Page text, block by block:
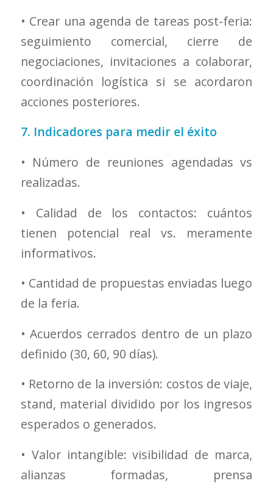
• Crear una agenda de tareas post-feria:
seguimiento comercial, cierre de
negociaciones, invitaciones a colaborar,
coordinación logística si se acordaron
acciones posteriores.
7. Indicadores para medir el éxito
• Número de reuniones agendadas vs
realizadas.
• Calidad de los contactos: cuántos
tienen potencial real vs. meramente
informativos.
• Cantidad de propuestas enviadas luego
de la feria.
• Acuerdos cerrados dentro de un plazo
definido (30, 60, 90 días).
• Retorno de la inversión: costos de viaje,
stand, material dividido por los ingresos
esperados o generados.
• Valor intangible: visibilidad de marca,
alianzas formadas, prensa